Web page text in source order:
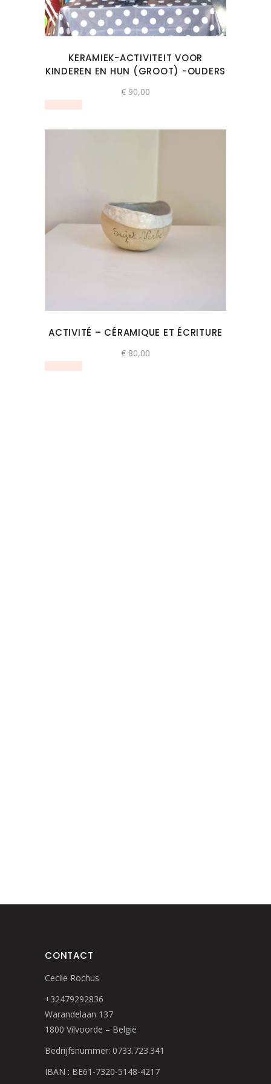
Deze
optie
gekozen
worden
op
KERAMIEK-ACTIVITEIT VOOR
KINDEREN EN HUN (GROOT) -OUDERS
€ 90,00
Dit
product
heeft
gekozen
worden
ACTIVITÉ – CÉRAMIQUE ET ÉCRITURE
€ 80,00
CONTACT
Cecile Rochus
+32479292836
Warandelaan 137
1800 Vilvoorde – België
Bedrijfsnummer: 0733.723.341
IBAN : BE61-7320-5148-4217